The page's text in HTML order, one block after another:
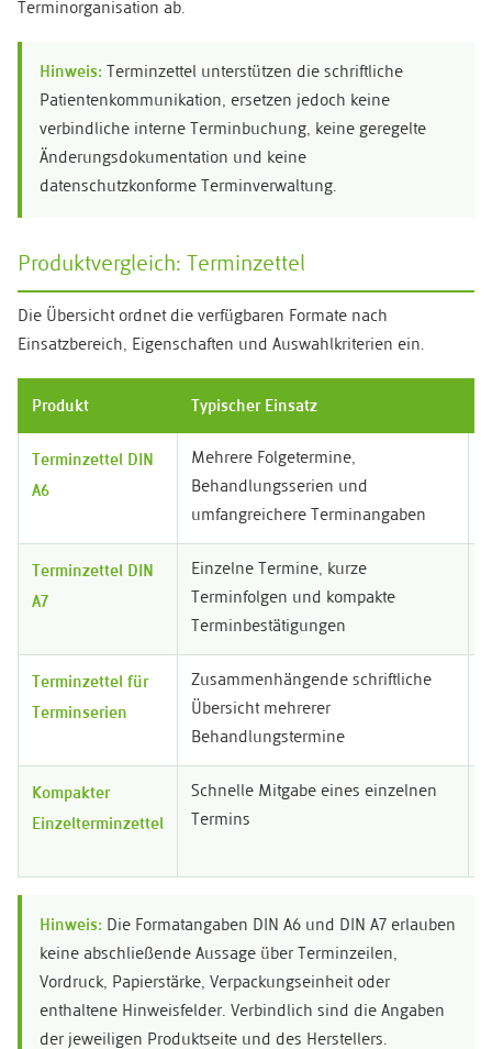
Terminorganisation ab.
Hinweis: Terminzettel unterstützen die schriftliche
Patientenkommunikation, ersetzen jedoch keine
verbindliche interne Terminbuchung, keine geregelte
Änderungsdokumentation und keine
datenschutzkonforme Terminverwaltung.
Produktvergleich: Terminzettel
Die Übersicht ordnet die verfügbaren Formate nach
Einsatzbereich, Eigenschaften und Auswahlkriterien ein.
Produkt Typischer Einsatz
Terminzettel DIN
A6
Mehrere Folgetermine,
Behandlungsserien und
umfangreichere Terminangaben
Terminzettel DIN
A7
Einzelne Termine, kurze
Terminfolgen und kompakte
Terminbestätigungen
Terminzettel für
Terminserien
Zusammenhängende schriftliche
Übersicht mehrerer
Behandlungstermine
Kompakter
Einzelterminzettel
Schnelle Mitgabe eines einzelnen
Termins
Hinweis: Die Formatangaben DIN A6 und DIN A7 erlauben
keine abschließende Aussage über Terminzeilen,
Vordruck, Papierstärke, Verpackungseinheit oder
enthaltene Hinweisfelder. Verbindlich sind die Angaben
der jeweiligen Produktseite und des Herstellers.